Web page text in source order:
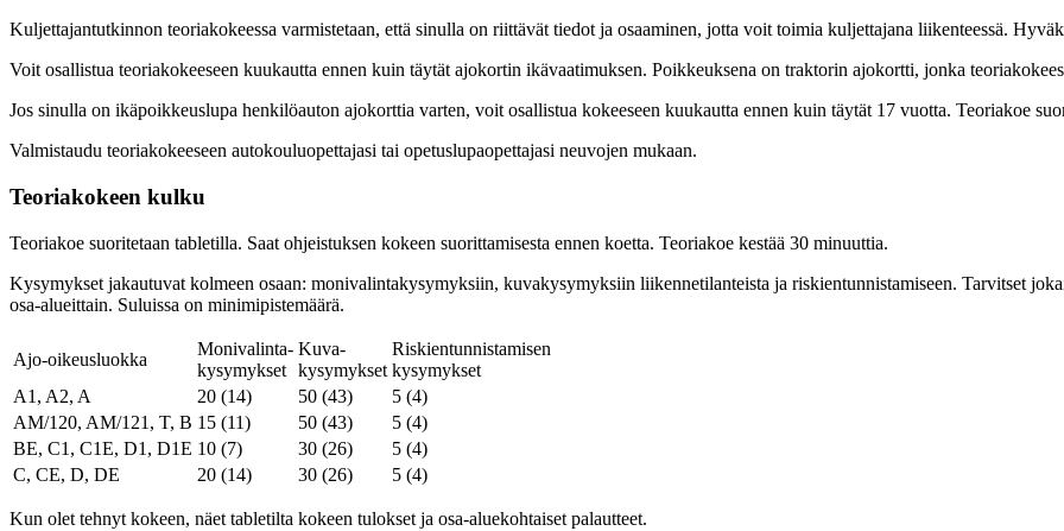
Kuljettajantutkinnon teoriakokeessa varmistetaan, että sinulla on riittävät tiedot ja osaaminen, jotta voit toimia kuljettajana liikenteessä.
Voit osallistua teoriakokeeseen kuukautta ennen kuin täytät ajokortin ikävaatimuksen. Poikkeuksena on traktorin ajokortti, jonka
Jos sinulla on ikäpoikkeuslupa henkilöauton ajokorttia varten, voit osallistua kokeeseen kuukautta ennen kuin täytät 17 vuotta. Teoriakoe
Valmistaudu teoriakokeeseen autokouluopettajasi tai opetuslupaopettajasi neuvojen mukaan.
Teoriakokeen kulku
Teoriakoe suoritetaan tabletilla. Saat ohjeistuksen kokeen suorittamisesta ennen koetta. Teoriakoe kestää 30 minuuttia.
Kysymykset jakautuvat kolmeen osaan: monivalintakysymyksiin, kuvakysymyksiin liikennetilanteista ja riskientunnistamiseen. Tarvitset
osa-alueittain. Suluissa on minimipistemäärä.
Ajo-oikeusluokka
Monivalinta-
kysymykset
Kuva-
kysymykset
Riskientunnistamisen
kysymykset
A1, A2, A
20 (14) 50 (43)
5 (4)
AM/120, AM/121, T, B 15 (11) 50 (43)
5 (4)
BE, C1, C1E, D1, D1E 10 (7) 30 (26)
5 (4)
C, CE, D, DE
20 (14) 30 (26) 5 (4)
Kun olet tehnyt kokeen, näet tabletilta kokeen tulokset ja osa-aluekohtaiset palautteet.